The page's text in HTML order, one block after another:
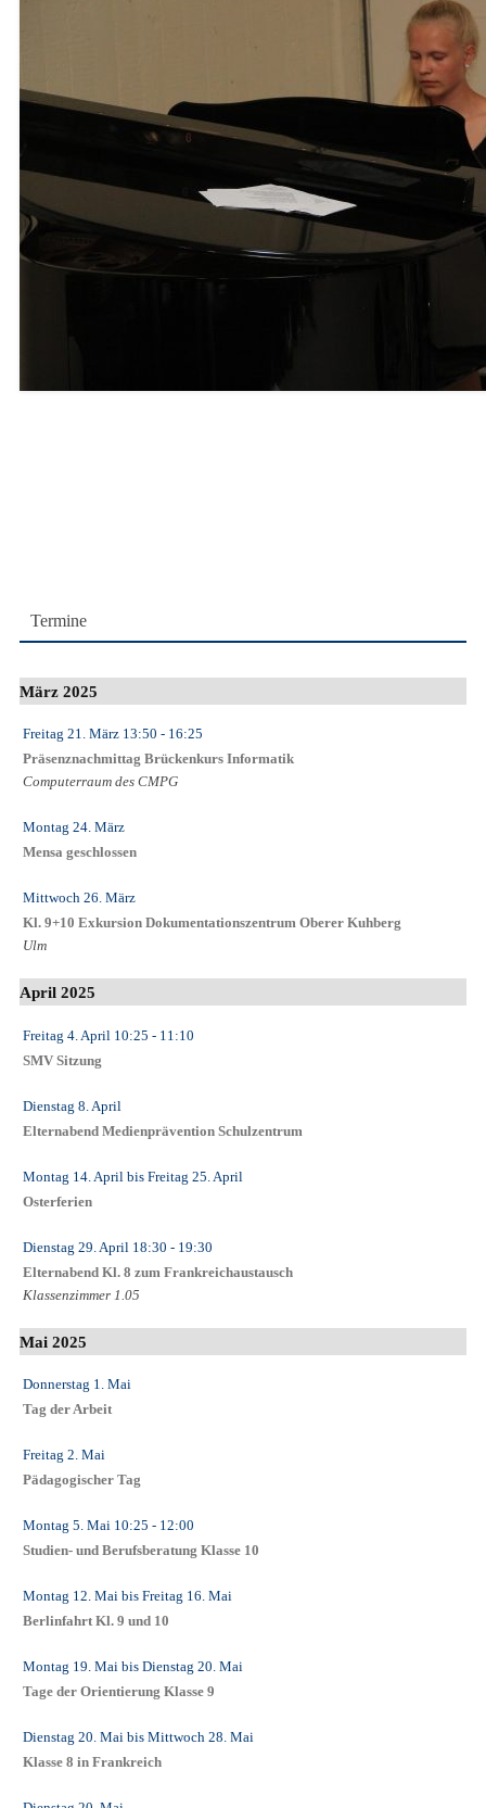
Termine
März 2025
Freitag 21. März 13:50 - 16:25
Präsenznachmittag Brückenkurs Informatik
Computerraum des CMPG
Montag 24. März
Mensa geschlossen
Mittwoch 26. März
Kl. 9+10 Exkursion Dokumentationszentrum Oberer Kuhberg
Ulm
April 2025
Freitag 4. April 10:25 - 11:10
SMV Sitzung
Dienstag 8. April
Elternabend Medienprävention Schulzentrum
Montag 14. April bis Freitag 25. April
Osterferien
Dienstag 29. April 18:30 - 19:30
Elternabend Kl. 8 zum Frankreichaustausch
Klassenzimmer 1.05
Mai 2025
Donnerstag 1. Mai
Tag der Arbeit
Freitag 2. Mai
Pädagogischer Tag
Montag 5. Mai 10:25 - 12:00
Studien- und Berufsberatung Klasse 10
Montag 12. Mai bis Freitag 16. Mai
Berlinfahrt Kl. 9 und 10
Montag 19. Mai bis Dienstag 20. Mai
Tage der Orientierung Klasse 9
Dienstag 20. Mai bis Mittwoch 28. Mai
Klasse 8 in Frankreich